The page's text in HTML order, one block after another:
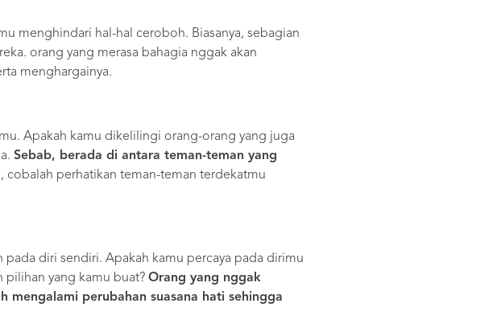
menghindari hal-hal ceroboh. Biasanya, sebagian
orang yang merasa bahagia nggak akan
menghargainya.
Apakah kamu dikelilingi orang-orang yang juga
Sebab, berada di antara teman-teman yang
cobalah perhatikan teman-teman terdekatmu
diri sendiri. Apakah kamu percaya pada dirimu
pilihan yang kamu buat? Orang yang nggak
mengalami perubahan suasana hati sehingga